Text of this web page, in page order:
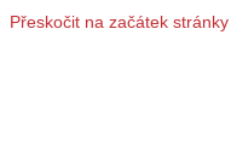
Přeskočit na začátek stránky